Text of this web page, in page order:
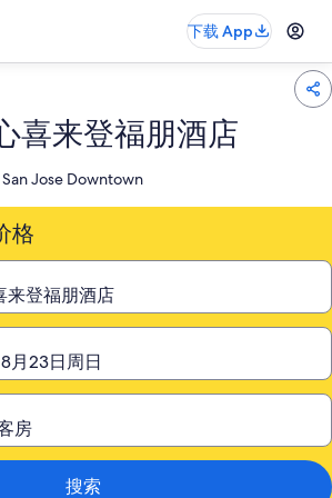
下载 App
喜来登福朋酒店
Jose Downtown
格
搜索